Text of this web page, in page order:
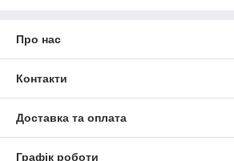
Про нас
Контакти
Доставка та оплата
Графік роботи